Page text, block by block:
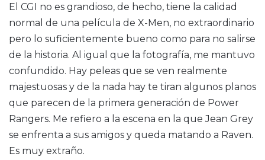
El CGI no es grandioso, de hecho, tiene la calidad
normal de una película de X-Men, no extraordinario
pero lo suficientemente bueno como para no salirse
de la historia. Al igual que la fotografía, me mantuvo
confundido. Hay peleas que se ven realmente
majestuosas y de la nada hay te tiran algunos planos
que parecen de la primera generación de Power
Rangers. Me refiero a la escena en la que Jean Grey
se enfrenta a sus amigos y queda matando a Raven.
Es muy extraño.